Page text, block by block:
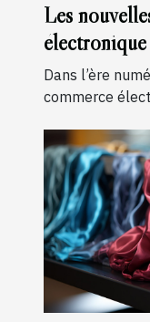
Les
mode
Dans l’ère
commerce